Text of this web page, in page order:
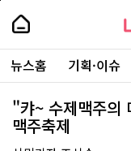
본
로
가
내
손
안
에
서
울
-
서
울
시
주
요
서
뉴스홈 기획·이슈
"캬~ 수제맥주의
맥주축제
페
상
단
로